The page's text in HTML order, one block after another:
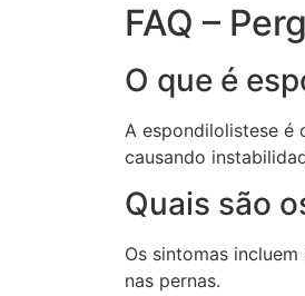
FAQ –
O que é
A espondilolistese é
causando
Quais são
Os sintomas
nas pernas.